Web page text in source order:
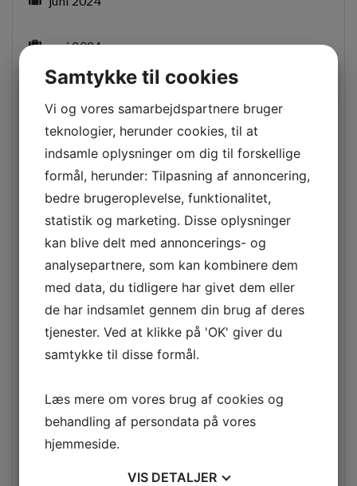
maj 2024
december 2023
november 2023
oktober 2023
juli 2023
april 2023
februar 2023
januar 2023
december 2022
november 2022
Samtykke til cookies
Vi og vores samarbejdspartnere bruger
teknologier, herunder cookies, til at
indsamle oplysninger om dig til forskellige
formål, herunder: Tilpasning af annoncering,
bedre brugeroplevelse, funktionalitet,
statistik og marketing. Disse oplysninger
kan blive delt med annoncerings- og
analysepartnere, som kan kombinere dem
med data, du tidligere har givet dem eller
de har indsamlet gennem din brug af deres
tjenester. Ved at klikke på 'OK' giver du
samtykke til disse formål.
Læs mere om vores brug af cookies og
behandling af persondata på vores
hjemmeside.
VIS DETALJER